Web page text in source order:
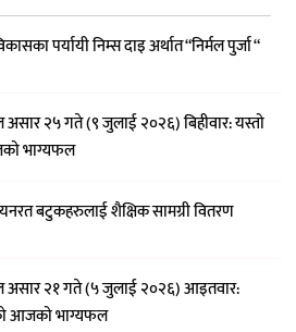
पर्यायी निम्स दाइ अर्थात “निर्मल पुर्जा “
२५ गते (९ जुलाई २०२६) बिहीवार: यस्तो
भाग्यफल
बटुकहरुलाई शैक्षिक सामग्री वितरण
२१ गते (५ जुलाई २०२६) आइतवार:
आजको भाग्यफल